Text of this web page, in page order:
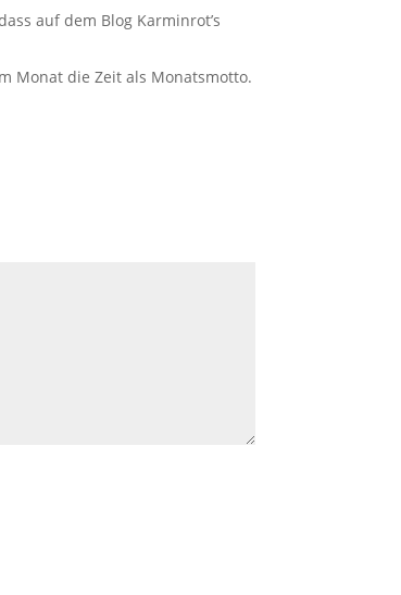
auf dem Blog Karminrot’s
Monat die Zeit als Monatsmotto.